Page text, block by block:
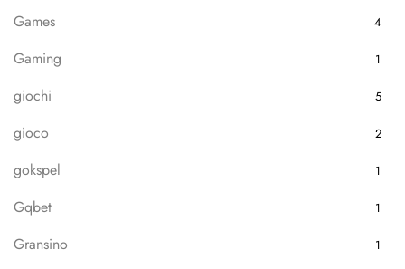
Games 4
Gaming 1
giochi 5
gioco 2
gokspel 1
Gqbet 1
Gransino 1